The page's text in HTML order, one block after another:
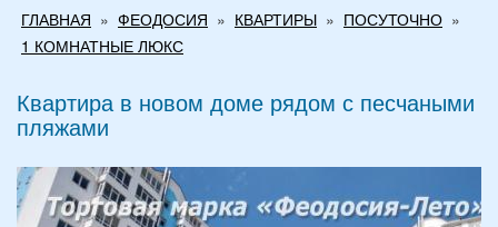
здесь
ГЛАВНАЯ » ФЕОДОСИЯ » КВАРТИРЫ » ПОСУТОЧНО »
1 КОМНАТНЫЕ ЛЮКС
Квартира в новом доме рядом с песчаными
пляжами